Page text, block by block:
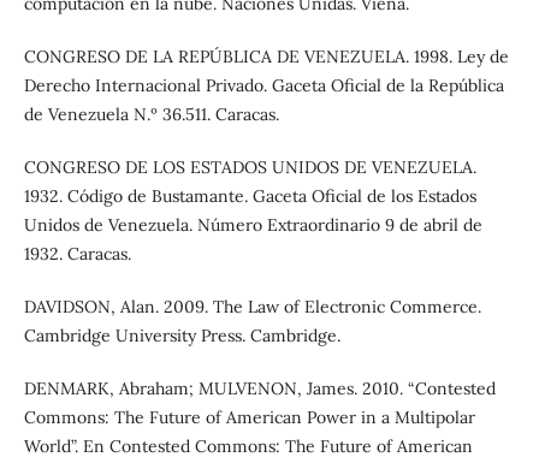
CONGRESO DE LA REPÚBLICA DE VENEZUELA. 1998. Ley de
Derecho Internacional Privado. Gaceta Oficial de la República
de Venezuela N.º 36.511. Caracas.
CONGRESO DE LOS ESTADOS UNIDOS DE VENEZUELA.
1932. Código de Bustamante. Gaceta Oficial de los Estados
Unidos de Venezuela. Número Extraordinario 9 de abril de
1932. Caracas.
DAVIDSON, Alan. 2009. The Law of Electronic Commerce.
Cambridge University Press. Cambridge.
DENMARK, Abraham; MULVENON, James. 2010. “Contested
Commons: The Future of American Power in a Multipolar
World”. En Contested Commons: The Future of American